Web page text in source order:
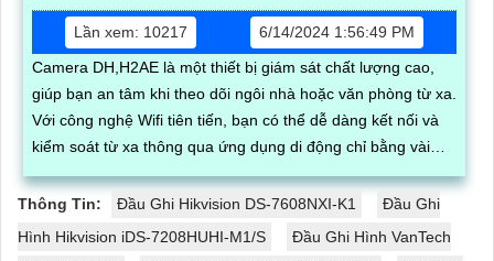
Lần xem: 10217
6/14/2024 1:56:49 PM
Camera DH,H2AE là một thiết bị giám sát chất lượng cao,
giúp bạn an tâm khi theo dõi ngôi nhà hoặc văn phòng từ xa.
Với công nghệ Wifi tiên tiến, bạn có thể dễ dàng kết nối và
kiểm soát từ xa thông qua ứng dụng di động chỉ bằng vài
thao tác đơn giản
Thông Tin:
Đầu Ghi Hikvision DS-7608NXI-K1
Đầu Ghi
Hình Hikvision iDS-7208HUHI-M1/S
Đầu Ghi Hình VanTech